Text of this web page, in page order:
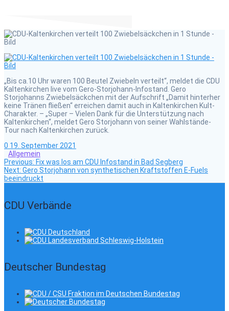
„Bis ca.10 Uhr waren 100 Beutel Zwiebeln verteilt“, meldet die CDU
Kaltenkirchen live vom Gero-Storjohann-Infostand. Gero
Storjohanns Zwiebelsäckchen mit der Aufschrift „Damit hinterher
keine Tränen fließen“ erreichen damit auch in Kaltenkirchen Kult-
Charakter. – „Super – Vielen Dank für die Unterstützung nach
Kaltenkirchen“, meldet Gero Storjohann von seiner Wahlstände-
Tour nach Kaltenkirchen zurück.
0 19. September 2021
Allgemein
Beitragsnavigation
Previous: Previous
post:
Fix was los am CDU Infostand in Bad Segberg
Next: Next
post:
Gero Storjohann von synthetischen Kraftstoffen E-Fuels
beeindruckt
CDU Verbände
Deutscher Bundestag